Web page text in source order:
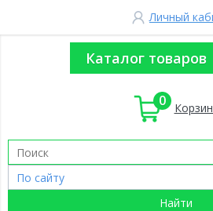
Личный
Каталог товаров
0